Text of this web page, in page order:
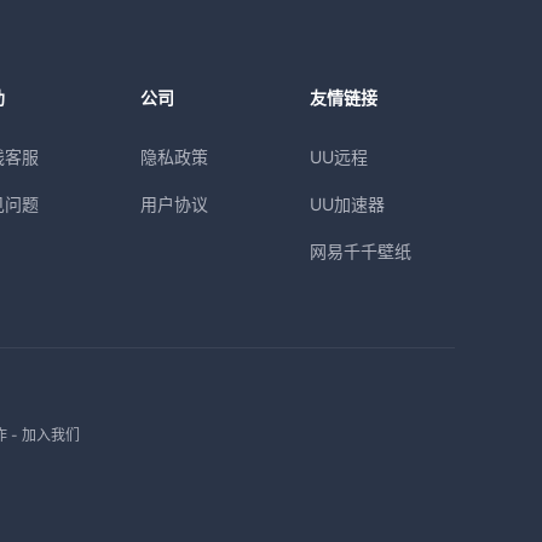
客服
问题
公司
隐私政策
用户协议
友情链接
UU远程
UU加速器
网易千千壁纸
- 加入我们